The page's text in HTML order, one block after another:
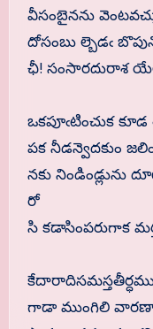
వీసంబైనను
దోసంబు ల్బెడఁ
ఛీ! సంసారదురాశ
ఒకపూఁటించుక
పక నీడన్వెదకుం
నకు నిండిండ్లును
రో
సి కడాసింపరుగాక
గాడా ముంగిలి